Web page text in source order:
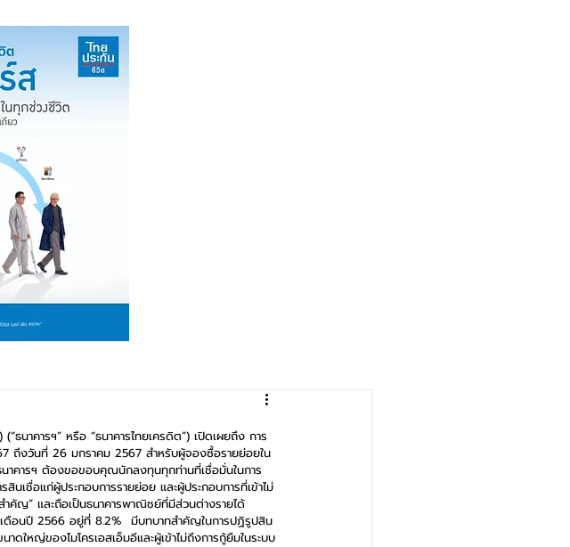
นาคารฯ” หรือ “ธนาคารไทยเครดิต”) เปิดเผยถึง การ
ถึงวันที่ 26 มกราคม 2567 สำหรับผู้จองซื้อรายย่อยใน
าคารฯ ต้องขอขอบคุณนักลงทุนทุกท่านที่เชื่อมั่นในการ
นเชื่อแก่ผู้ประกอบการรายย่อย และผู้ประกอบการที่เข้าไม่
คัญ” และถือเป็นธนาคารพาณิชย์ที่มีส่วนต่างรายได้
นปี 2566 อยู่ที่ 8.2%  มีบทบาทสำคัญในการปฏิรูปสิน
ดใหญ่ของไมโครเอสเอ็มอีและผู้เข้าไม่ถึงการกู้ยืมในระบบ